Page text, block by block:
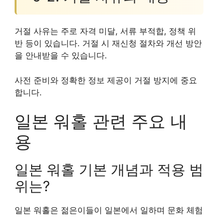
거절 사유는 주로 자격 미달, 서류 부적합, 정책 위
반 등이 있습니다. 거절 시 재신청 절차와 개선 방안
을 안내받을 수 있습니다.
사전 준비와 정확한 정보 제공이 거절 방지에 중요
합니다.
일본 워홀 관련 주요 내
용
일본 워홀 기본 개념과 적용 범
위는?
일본 워홀은 젊은이들이 일본에서 일하며 문화 체험